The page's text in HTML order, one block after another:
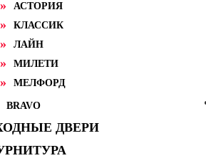
АСТОРИЯ
КЛАССИК
ЛАЙН
МИЛЕТИ
МЕЛФОРД
BRAVO
ДВЕРИ